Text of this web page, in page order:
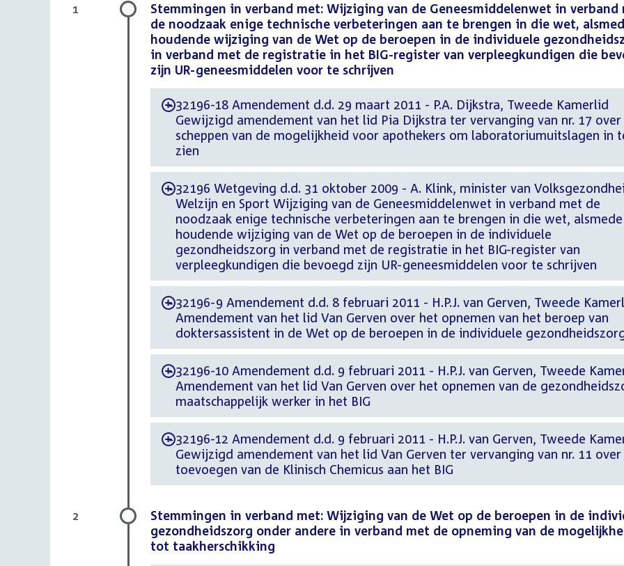
Stemmingen in verband met: Wijziging van de Geneesmiddelenwet in verband
de noodzaak enige technische verbeteringen aan te brengen in die wet,
houdende wijziging van de Wet op de beroepen in de individuele
in verband met de registratie in het BIG-register van verpleegkundigen die
zijn UR-geneesmiddelen voor te schrijven
-32196-18 Amendement d.d. 29 maart 2011 - P.A. Dijkstra, Tweede Kamerlid
Gewijzigd amendement van het lid Pia Dijkstra ter vervanging van nr. 17
scheppen van de mogelijkheid voor apothekers om laboratoriumuitslagen in
zien
-32196 Wetgeving d.d. 31 oktober 2009 - A. Klink, minister van
Welzijn en Sport Wijziging van de Geneesmiddelenwet in verband met de
noodzaak enige technische verbeteringen aan te brengen in die wet, alsmede
houdende wijziging van de Wet op de beroepen in de individuele
gezondheidszorg in verband met de registratie in het BIG-register van
verpleegkundigen die bevoegd zijn UR-geneesmiddelen voor te schrijven
-32196-9 Amendement d.d. 8 februari 2011 - H.P.J. van Gerven, Tweede
Amendement van het lid Van Gerven over het opnemen van het beroep van
doktersassistent in de Wet op de beroepen in de individuele
-32196-10 Amendement d.d. 9 februari 2011 - H.P.J. van Gerven, Tweede
Amendement van het lid Van Gerven over het opnemen van de
maatschappelijk werker in het BIG
-32196-12 Amendement d.d. 9 februari 2011 - H.P.J. van Gerven, Tweede
Gewijzigd amendement van het lid Van Gerven ter vervanging van nr. 11
toevoegen van de Klinisch Chemicus aan het BIG
1
Stemmingen in verband met: Wijziging van de Wet op de beroepen in de
gezondheidszorg onder andere in verband met de opneming van de
tot taakherschikking
2